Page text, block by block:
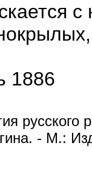
1886
- М.: